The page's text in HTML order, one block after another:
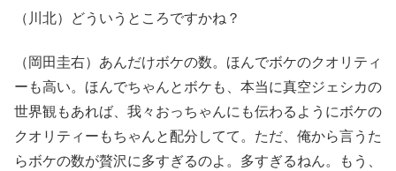
（川北）どういうところですかね？
（岡田圭右）あんだけボケの数。ほんでボケのクオリティ
ーも高い。ほんでちゃんとボケも、本当に真空ジェシカの
世界観もあれば、我々おっちゃんにも伝わるようにボケの
クオリティーもちゃんと配分してて。ただ、俺から言うた
らボケの数が贅沢に多すぎるのよ。多すぎるねん。もう、